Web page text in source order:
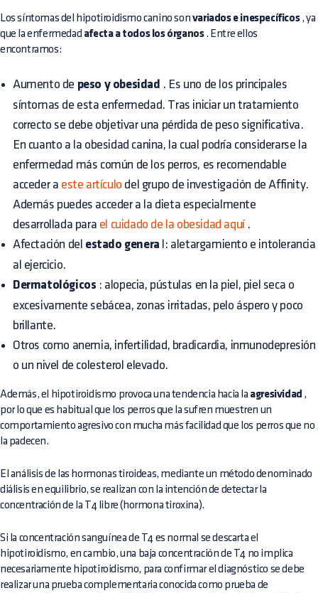
Los síntomas del hipotiroidismo canino son variados e inespecíficos, ya
que la enfermedad afecta a todos los órganos. Entre ellos
encontramos:
Aumento de peso y obesidad . Es uno de los principales
síntomas de esta enfermedad. Tras iniciar un tratamiento
correcto se debe objetivar una pérdida de peso significativa.
En cuanto a la obesidad canina, la cual podría considerarse la
enfermedad más común de los perros, es recomendable
acceder a este artículo del grupo de investigación de Affinity.
Además puedes acceder a la dieta especialmente
desarrollada para el cuidado de la obesidad aquí.
Afectación del estado genera l: aletargamiento e intolerancia
al ejercicio.
Dermatológicos : alopecia, pústulas en la piel, piel seca o
excesivamente sebácea, zonas irritadas, pelo áspero y poco
brillante.
Otros como anemia, infertilidad, bradicardia, inmunodepresión
o un nivel de colesterol elevado.
Además, el hipotiroidismo provoca una tendencia hacia la agresividad ,
por lo que es habitual que los perros que la sufren muestren un
comportamiento agresivo con mucha más facilidad que los perros que no
la padecen.
El análisis de las hormonas tiroideas, mediante un método denominado
diálisis en equilibrio, se realizan con la intención de detectar la
concentración de la T4 libre (hormona tiroxina).
Si la concentración sanguínea de T4 es normal se descarta el
hipotiroidismo, en cambio, una baja concentración de T4 no implica
necesariamente hipotiroidismo, para confirmar el diagnóstico se debe
realizar una prueba complementaria conocida como prueba de